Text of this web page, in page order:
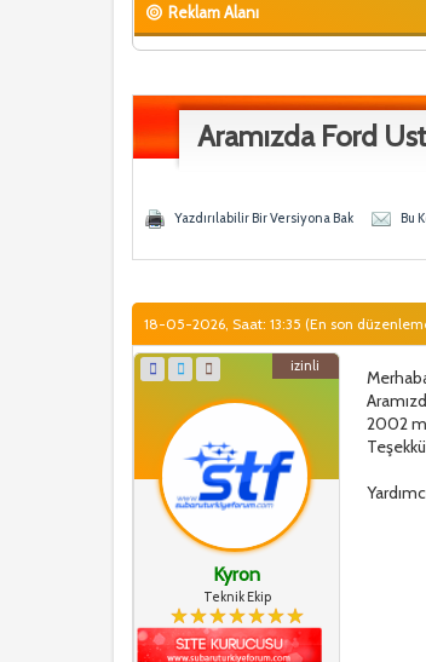
Reklam Alanı
Aramızda Ford
Yazdırılabilir Bir Versiyona Bak Bu
18-05-2026, Saat: 13:35(En son
izinli
Kyron
Teknik Ekip
2002